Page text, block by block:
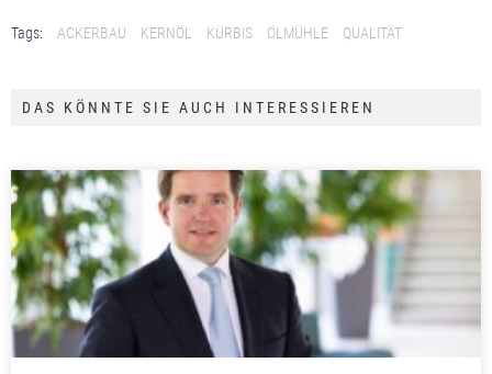
Tags: ACKERBAU KERNÖL KÜRBIS ÖLMÜHLE QUALITÄT
DAS KÖNNTE SIE AUCH INTERESSIEREN